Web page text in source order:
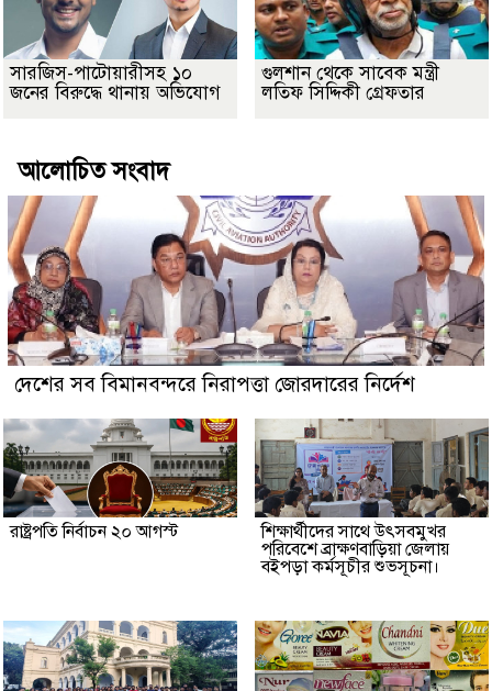
সারজিস-পাটোয়ারীসহ ১০
জনের বিরুদ্ধে থানায় অভিযোগ
গুলশান থেকে সাবেক মন্ত্রী
লতিফ সিদ্দিকী গ্রেফতার
আলোচিত সংবাদ
দেশের সব বিমানবন্দরে নিরাপত্তা জোরদারের নির্দেশ
রাষ্ট্রপতি নির্বাচন ২০ আগস্ট
শিক্ষার্থীদের সাথে উৎসবমুখর
পরিবেশে ব্রাক্ষণবাড়িয়া জেলায়
বইপড়া কর্মসূচীর শুভসূচনা।